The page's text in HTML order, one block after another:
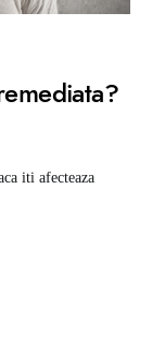
iti afecteaza